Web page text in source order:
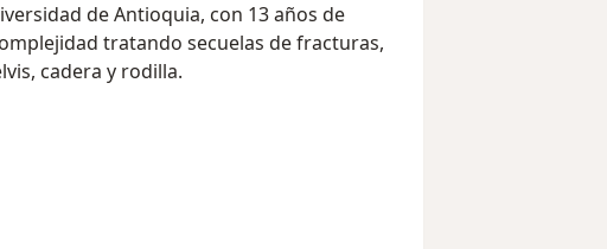
de Antioquia, con 13 años de
cadera y rodilla.